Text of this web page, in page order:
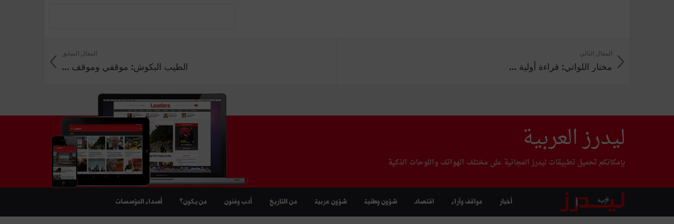
المقال السابق
الطيب البكوش: موقفي وموقف ...
المقال التالي
مختار اللواتي: قراءة أولية ...
ليدرز العربية
بإمكانكم تحميل تطبيقات ليدرز المجانية على مختلف الهواتف واللوحات الذكية
أخبار مواقف وآراء اقتصاد شؤون وطنية شؤون عربية من التاريخ أدب وفنون من يكون؟ أصداء المؤسسات